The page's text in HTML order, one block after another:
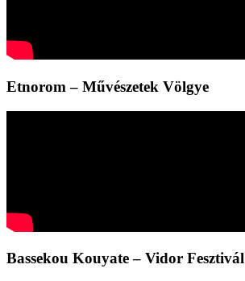
Etnorom – Művészetek Völgye
Bassekou Kouyate – Vidor Fesztivál